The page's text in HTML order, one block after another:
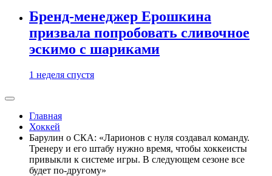
Бренд-менеджер Ерошкина
призвала попробовать сливочное
эскимо с шариками
1 неделя спустя
Главная
Хоккей
Барулин о СКА: «Ларионов с нуля создавал команду.
Тренеру и его штабу нужно время, чтобы хоккеисты
привыкли к системе игры. В следующем сезоне все
будет по-другому»